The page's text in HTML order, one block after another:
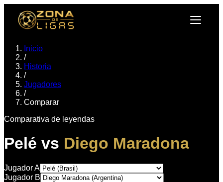
Inicio
/
Historia
/
Jugadores
/
Comparar
Comparativa de leyendas
Pelé vs Diego Maradona
Jugador A
Jugador B